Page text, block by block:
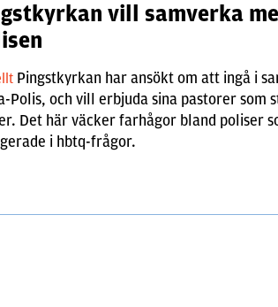
vill samverka
Pingstkyrkan har ansökt om att ingå i
Polis, och vill erbjuda sina pastorer som
Det här väcker farhågor bland poliser
i hbtq-frågor.